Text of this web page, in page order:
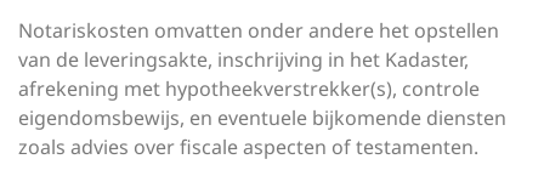
Notariskosten omvatten onder andere het opstellen
van de leveringsakte, inschrijving in het Kadaster,
afrekening met hypotheekverstrekker(s), controle
eigendomsbewijs, en eventuele bijkomende diensten
zoals advies over fiscale aspecten of testamenten.